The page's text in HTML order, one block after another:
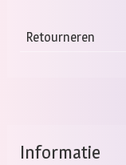
Retourneren
Informatie